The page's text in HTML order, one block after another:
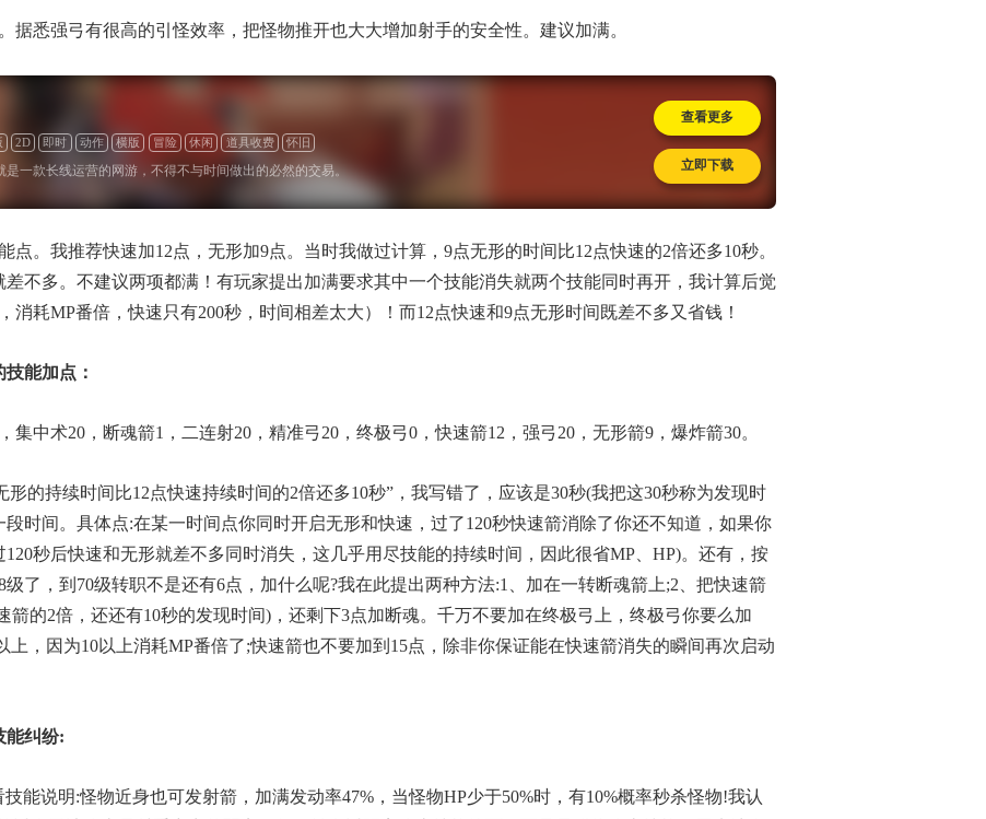
据悉强弓有很高的引怪效率，把怪物推开也大大增加射手的安全性。建议加满。
2D 即时 动作 横版 冒险 休闲 道具收费 怀旧
是一款长线运营的网游，不得不与时间做出的必然的交易。
查看更多
立即下载
点。我推荐快速加12点，无形加9点。当时我做过计算，9点无形的时间比12点快速的2倍还多10秒。
不多。不建议两项都满！有玩家提出加满要求其中一个技能消失就两个技能同时再开，我计算后觉
消耗MP番倍，快速只有200秒，时间相差太大）！而12点快速和9点无形时间既差不多又省钱！
能加点：
集中术20，断魂箭1，二连射20，精准弓20，终极弓0，快速箭12，强弓20，无形箭9，爆炸箭30。
形的持续时间比12点快速持续时间的2倍还多10秒”，我写错了，应该是30秒(我把这30秒称为发现时
时间。具体点:在某一时间点你同时开启无形和快速，过了120秒快速箭消除了你还不知道，如果你
秒后快速和无形就差不多同时消失，这几乎用尽技能的持续时间，因此很省MP、HP)。还有，按
级了，到70级转职不是还有6点，加什么呢?我在此提出两种方法:1、加在一转断魂箭上;2、把快速箭
箭的2倍，还还有10秒的发现时间)，还剩下3点加断魂。千万不要加在终极弓上，终极弓你要么加
上，因为10以上消耗MP番倍了;快速箭也不要加到15点，除非你保证能在快速箭消失的瞬间再次启动
能纠纷:
能说明:怪物近身也可发射箭，加满发动率47%，当怪物HP少于50%时，有10%概率秒杀怪物!我认